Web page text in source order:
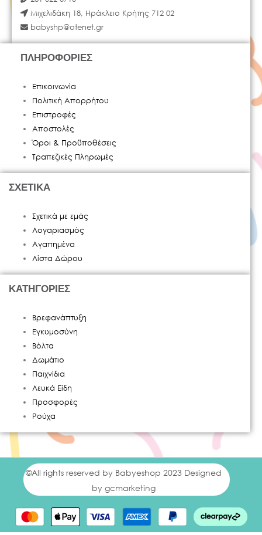
Μιχελιδάκη 18, Ηράκλειο Κρήτης 712 02
babyshp@otenet.gr
ΠΛΗΡΟΦΟΡΙΕΣ
Επικοινωνία
Πολιτική Απορρήτου
Επιστροφές
Αποστολές
Όροι & Προϋποθέσεις
Τραπεζικές Πληρωμές
ΣΧΕΤΙΚΑ
Σχετικά με εμάς
Λογαριασμός
Αγαπημένα
Λίστα Δώρου
ΚΑΤΗΓΟΡΙΕΣ
Βρεφανάπτυξη
Εγκυμοσύνη
Βόλτα
Δωμάτιο
Παιχνίδια
Λευκά Είδη
Προσφορές
Ρούχα
©All rights reserved by Babyeshop 2023 Designed
by gcmarketing